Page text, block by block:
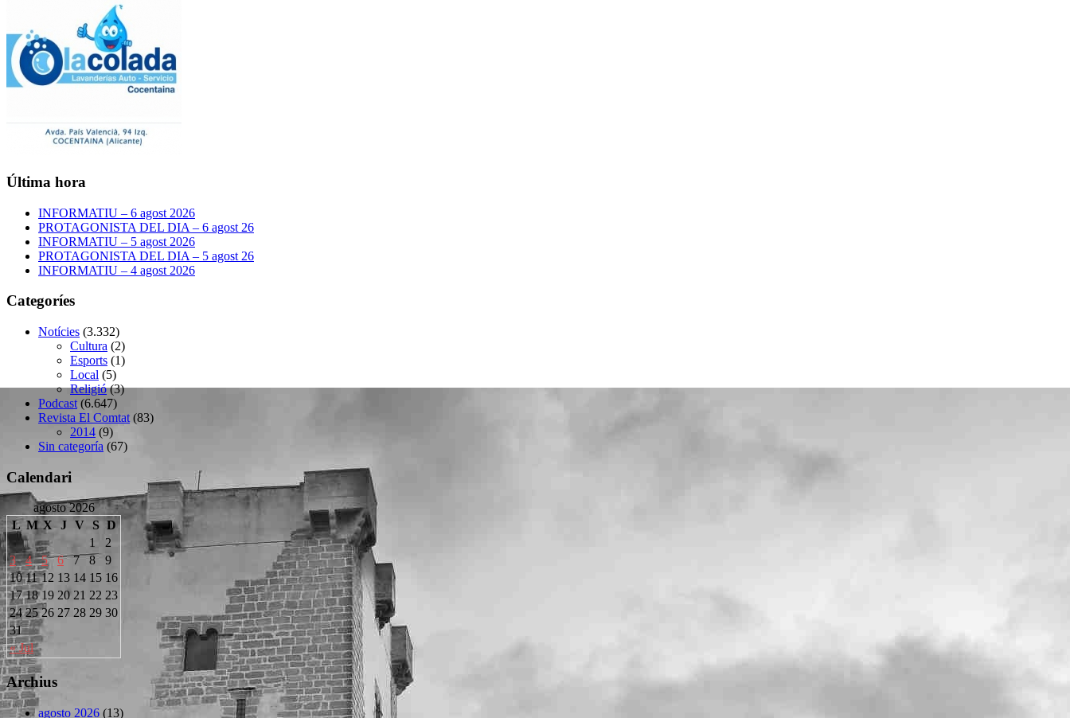
Última hora
INFORMATIU – 6 agost 2026
PROTAGONISTA DEL DIA – 6 agost 26
INFORMATIU – 5 agost 2026
PROTAGONISTA DEL DIA – 5 agost 26
INFORMATIU – 4 agost 2026
Categoríes
Notícies (3.332)
Cultura (2)
Esports (1)
Local (5)
Religió(3)
Podcast (6.647)
Revista El Comtat (83)
2014 (9)
Sin categoría (67)
Calendari
agosto 2026
L M X J V S D
« Jul
1
2
3
4 5 6 7 8
9
10 11 12 13 14 15 16
17 18 19 20 21 22 23
24 25 26 27 28 29 30
31
Archius
agosto 2026 (13)